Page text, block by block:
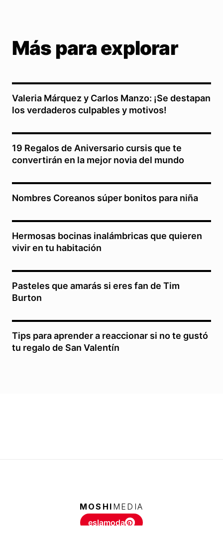
Más para explorar
Valeria Márquez y Carlos Manzo: ¡Se destapan
los verdaderos culpables y motivos!
19 Regalos de Aniversario cursis que te
convertirán en la mejor novia del mundo
Nombres Coreanos súper bonitos para niña
Hermosas bocinas inalámbricas que quieren
vivir en tu habitación
Pasteles que amarás si eres fan de Tim
Burton
Tips para aprender a reaccionar si no te gustó
tu regalo de San Valentín
MOSHI MEDIA
eslamoda